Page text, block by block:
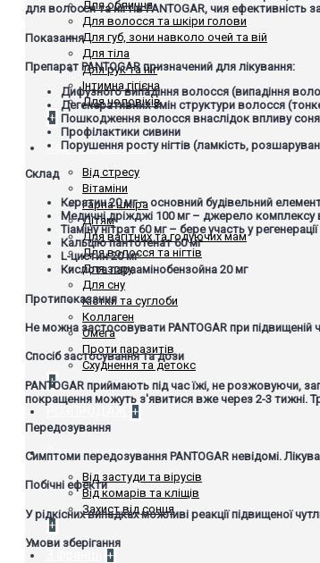
Для обличчя
Для волосся та шкіри голови
Для губ, зони навколо очей та вій
Для тіла
Для рук та ніг
Інтимна гігієна
Для чоловіків
+
Харчові добавки
Від стресу
Вітаміни
Гарна шкіра
Дітям
Для вагітних та годуючих мам
Для волосся та нігтів
Для зору
Для сну
Кістки та суглоби
Коллаген
Омега
Проти паразитів
Схуднення та детокс
+
+
Сезонні товари
Від застуди та вірусів
Від комарів та кліщів
Захист від сонця
+
+
для волосся та нігтів PANTOGAR, чия ефективність
Показання
Препарат PANTOGAR призначений для лікування:
Дифузного випадіння волосся (випадіння
Дегенеративних змін структури волосся
Пошкодження волосся внаслідок впливу
Профілактики сивини
Порушення росту нігтів (ламкість,
Склад
Кератин 20 мг– основний будівельний елемент
Медичні дріжджі 100 мг– джерело комплексу
Тіаміну нітрат 60 мг– бере участь у
Кальцію пантотенат 60 мг
L-цистин 20 мг
Кислота параамінобензойна 20 мг
Протипоказання
Не можна застосовувати PANTOGAR при підвищеній
Спосіб застосування та дози
PANTOGAR приймають під час їжі, не розжовуючи,
покращення можуть з'явитися вже через 2-3 тижні.
Передозування
Симптоми передозування PANTOGAR невідомі.
Побічні ефекти
У рідкісних випадках можливі реакції підвищеної
Умови зберігання